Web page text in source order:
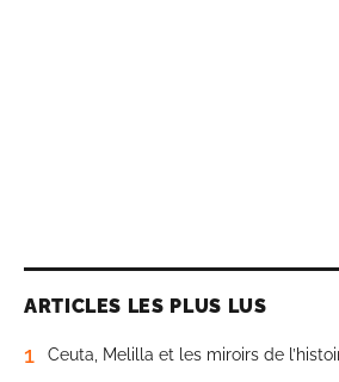
ARTICLES LES PLUS LUS
1 Ceuta, Melilla et les miroirs de